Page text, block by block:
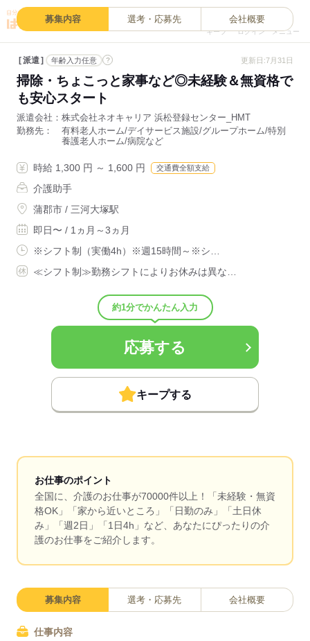
キープ ログイン メニュー
募集内容 選考・応募先 会社概要
派遣 年齢入力任意 ? 更新日:7月31日
掃除・ちょこっと家事など◎未経験＆無資格で
も安心スタート
派遣会社
株式会社ネオキャリア 浜松登録センター_HMT
勤務先
有料老人ホーム/デイサービス施設/グループホーム/特別
養護老人ホーム/病院など
時給 1,300 円 ～ 1,600 円 交通費全額支給
介護助手
蒲郡市 / 三河大塚駅
即日〜 / 1ヵ月～3ヵ月
※シフト制（実働4h）※週15時間～※シ…
≪シフト制≫勤務シフトによりお休みは異な…
約1分でかんたん入力
応募する
キープする
お仕事のポイント
全国に、介護のお仕事が70000件以上！「未経験・無資
格OK」「家から近いところ」「日勤のみ」「土日休
み」「週2日」「1日4h」など、あなたにぴったりの介
護のお仕事をご紹介します。
募集内容 選考・応募先 会社概要
仕事内容